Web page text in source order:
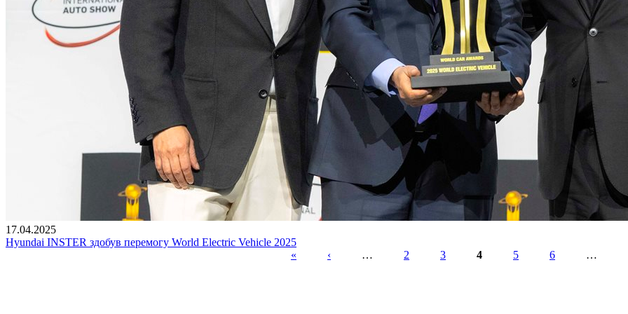
17.04.2025
Hyundai INSTER здобув перемогу World Electric Vehicle 2025
« ‹ … 2 3 4 5 6 …